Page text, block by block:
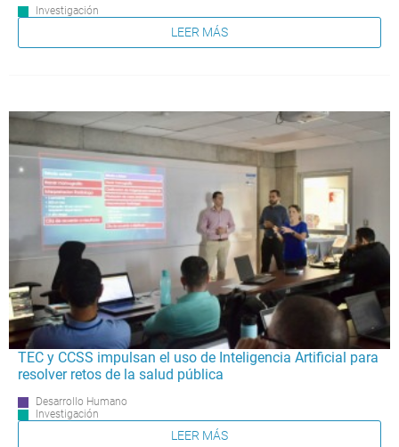
Investigación
LEER MÁS
TEC y CCSS impulsan el uso de Inteligencia Artificial para
resolver retos de la salud pública
Desarrollo Humano
Investigación
LEER MÁS